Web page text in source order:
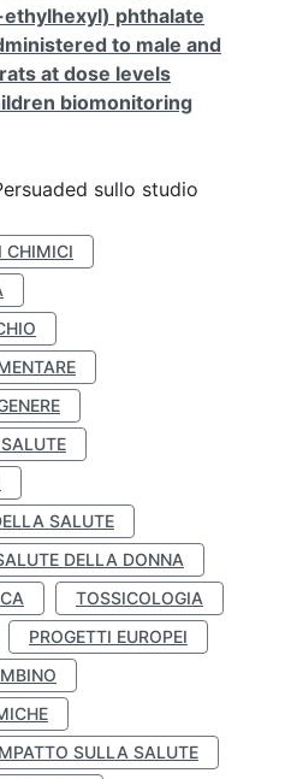
phthalate
to male and
at dose levels
biomonitoring
sullo studio
CHIMICI
SALUTE
DELLA DONNA
TOSSICOLOGIA
PROGETTI EUROPEI
SULLA SALUTE